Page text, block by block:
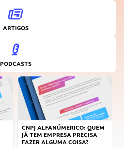
ARTIGOS
PODCASTS
CNPJ ALFANÚMERICO: QUEM
JÁ TEM EMPRESA PRECISA
FAZER ALGUMA COISA?